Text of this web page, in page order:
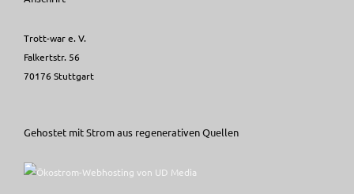
Trott-war e. V.
Falkertstr. 56
70176 Stuttgart
Gehostet mit Strom aus regenerativen Quellen